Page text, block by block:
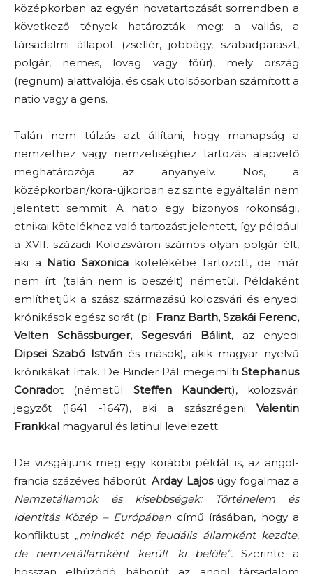
középkorban az egyén hovatartozását sorrendben a
következő tények határozták meg: a vallás, a
társadalmi állapot (zsellér, jobbágy, szabadparaszt,
polgár, nemes, lovag vagy főúr), mely ország
(regnum) alattvalója, és csak utolsósorban számított a
natio vagy a gens.
Talán nem túlzás azt állítani, hogy manapság a
nemzethez vagy nemzetiséghez tartozás alapvető
meghatározója az anyanyelv. Nos, a
középkorban/kora-újkorban ez szinte egyáltalán nem
jelentett semmit. A natio egy bizonyos rokonsági,
etnikai kötelékhez való tartozást jelentett, így például
a XVII. századi Kolozsváron számos olyan polgár élt,
aki a Natio Saxonicakötelékébe tartozott, de már
nem írt (talán nem is beszélt) németül. Példaként
említhetjük a szász származású kolozsvári és enyedi
krónikások egész sorát (pl. Franz Barth, Szakái Ferenc,
Velten Schässburger, Segesvári Bálint,az enyedi
Dipsei Szabó Istvánés mások), akik magyar nyelvű
krónikákat írtak. De Binder Pál megemlíti Stephanus
Conradot (németül Steffen Kaundert), kolozsvári
jegyzőt (1641 -1647), aki a szászrégeni Valentin
Frankkal magyarul és latinul levelezett.
De vizsgáljunk meg egy korábbi példát is, az angol-
francia százéves háborút.Arday Lajosúgy fogalmaz a
Nemzetállamok és kisebbségek: Történelem és
identitás Közép – Európában című írásában, hogy a
konfliktust „mindkét nép feudális államként kezdte,
de nemzetállamként került ki belőle”.Szerinte a